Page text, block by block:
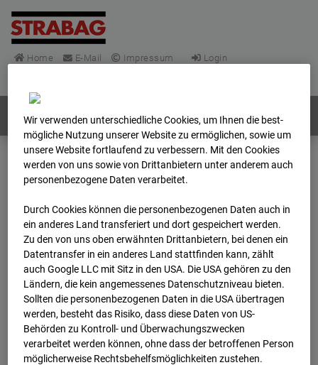
Home E-Mail Impressum
Login
Webcams: Alle Länder
Deutschland
Archiv
2025 12 01 13:02
BC-148 - BV-Frankfurt
EÜ Isenburger
Schneise (Cam 1)
Isenburger Schneise 40, 60528 Frankfurt
Wir verwenden unterschiedliche Cookies, um Ihnen die best­
mögliche Nutzung unserer Website zu ermöglichen, sowie um
unsere Website fortlaufend zu verbessern. Mit den Cookies
werden von uns sowie von Drittanbietern unter anderem auch
personenbezogene Daten verarbeitet.
Durch Cookies können die personenbezogenen Daten auch in
ein anderes Land transferiert und dort gespeichert werden.
Zu den von uns oben erwähnten Drittanbietern, bei denen ein
Datentransfer in ein anderes Land stattfinden kann, zählt
auch Google LLC mit Sitz in den USA. Die USA gehören zu den
Ländern, die kein angemessenes Datenschutzniveau bieten.
Sollten die personenbezogenen Daten in die USA übertragen
werden, besteht das Risiko, dass diese Daten von US-
Behörden zu Kontroll- und Überwachungszwecken
verarbeitet werden können, ohne dass der betroffenen Person
möglicherweise Rechtsbehelfsmöglichkeiten zustehen.